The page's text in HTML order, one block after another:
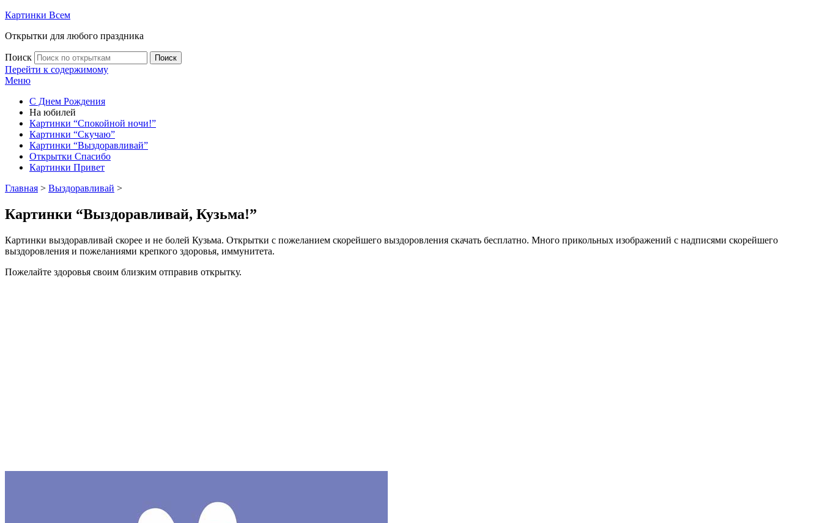
Картинки Всем
Открытки для любого праздника
Поиск Поиск
Перейти к содержимому
Меню
С Днем Рождения
На юбилей
Картинки “Спокойной ночи!”
Картинки “Скучаю”
Картинки “Выздоравливай”
Открытки Спасибо
Картинки Привет
Главная > Выздоравливай >
Картинки “Выздоравливай, Кузьма!”
Картинки выздоравливай скорее и не болей Кузьма. Открытки с пожеланием скорейшего выздоровления скачать бесплатно. Много прикольных изображений с надписями скорейшего
выздоровления и пожеланиями крепкого здоровья, иммунитета.
Пожелайте здоровья своим близким отправив открытку.